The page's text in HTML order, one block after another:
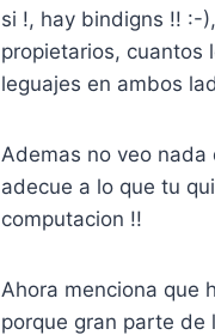
si !, hay bindigns !! :-
propietarios, cuantos
leguajes en ambos
Ademas no veo
adecue a lo que tu
computacion !!
Ahora menciona que
porque gran parte de